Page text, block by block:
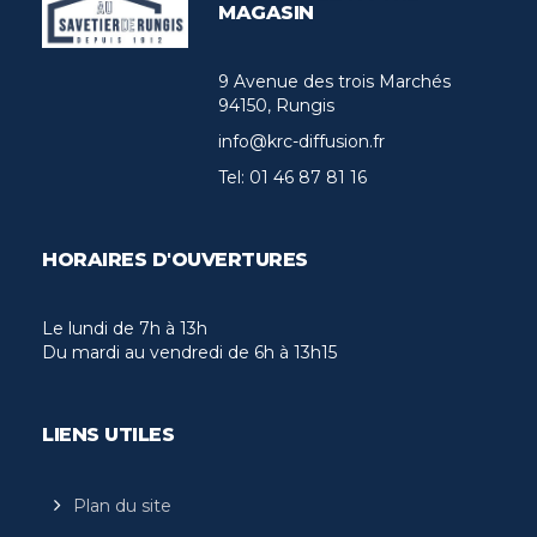
MAGASIN
9 Avenue des trois Marchés
94150, Rungis
info@krc-diffusion.fr
Tel: 01 46 87 81 16
HORAIRES D'OUVERTURES
Le lundi de 7h à 13h
Du mardi au vendredi de 6h à 13h15
LIENS UTILES
Plan du site